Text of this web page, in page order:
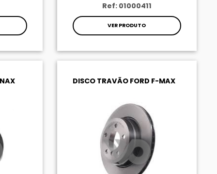
Ref: 01000411
VER PRODUTO
DISCO TRAVÃO FORD F-MAX